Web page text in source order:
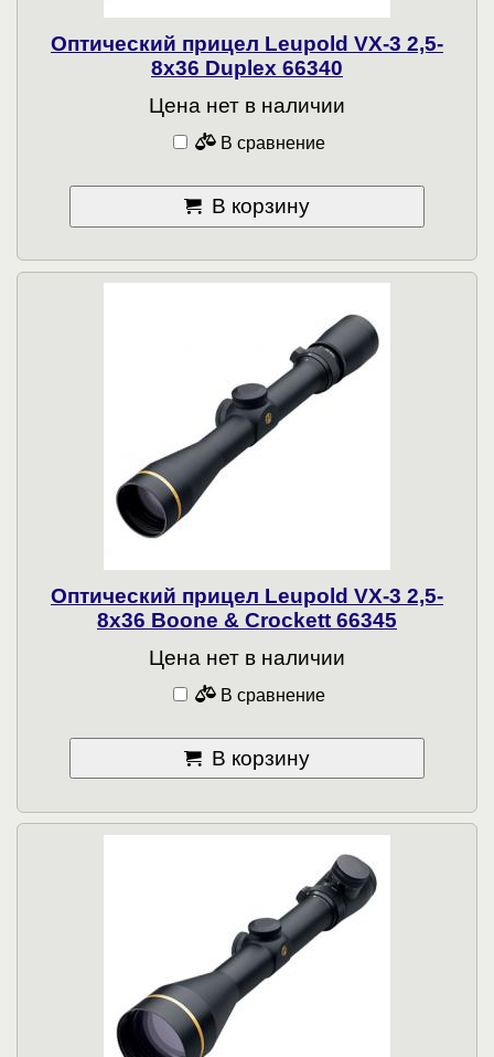
Оптический прицел Leupold VX-3 2,5-
8x36 Duplex 66340
Цена нет в наличии
В сравнение
В корзину
Оптический прицел Leupold VX-3 2,5-
8x36 Boone & Crockett 66345
Цена нет в наличии
В сравнение
В корзину